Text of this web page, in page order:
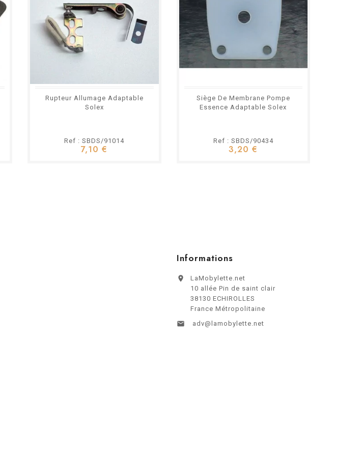
Rupteur Allumage Adaptable
Solex
Ref : SBDS/91014
7,10 €
Siège De Membrane Pompe
Essence Adaptable Solex
Ref : SBDS/90434
3,20 €
Informations

LaMobylette.net
10 allée Pin de saint clair
38130 ECHIROLLES
France Métropolitaine
 adv@lamobylette.net